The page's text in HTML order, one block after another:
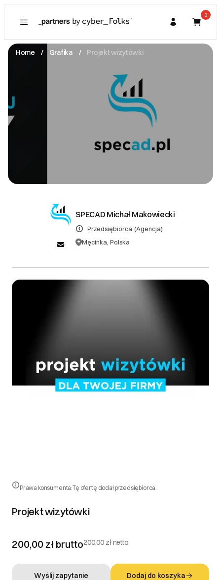
Kupujący
0
Home Grafika Projekt wizytówki
SPECAD Michał Makowiecki
Przedsiębiorca (Agencja)
Męcinka, Polska
Poznaj
Prawa konsumenta
SPECAD Michał Makowiecki
III. Gwarancja oraz reklamacje
https://specad.pl/regulamin
Prawa konsumenta:Tę ofertę dodał przedsiębiorca.
Projekt wizytówki
200,00 zł brutto200,00 zł netto
Wyślij zapytanie Dodaj do koszyka